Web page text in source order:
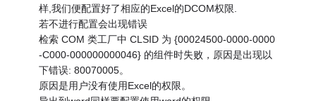
样,我们便配置好了相应的Excel的DCOM权限.
若不进行配置会出现错误
检索 COM 类工厂中 CLSID 为 {00024500-0000-0000
-C000-000000000046} 的组件时失败，原因是出现以
下错误: 80070005。
原因是用户没有使用Excel的权限。